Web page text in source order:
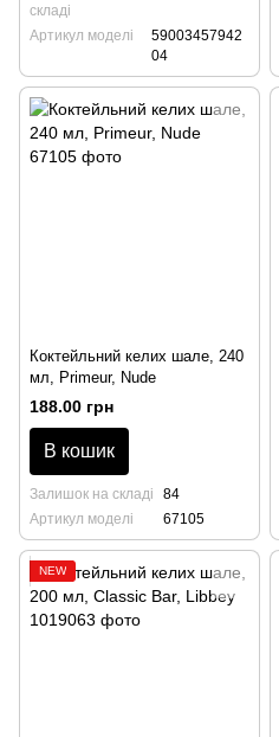
складі
Артикул моделі
59003457942
04
Коктейльний келих шале, 240
мл, Primeur, Nude
188.00 грн
В кошик
Залишок на складі
84
Артикул моделі
67105
NEW